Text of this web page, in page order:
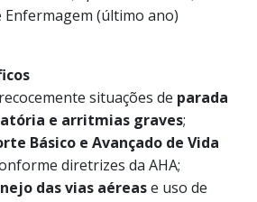
Enfermagem (último ano)
situações de parada
e arritmias graves;
Básico e Avançado de Vida
diretrizes da AHA;
das vias aérease uso de